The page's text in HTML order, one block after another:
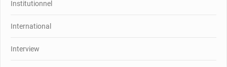
Institutionnel
International
Interview